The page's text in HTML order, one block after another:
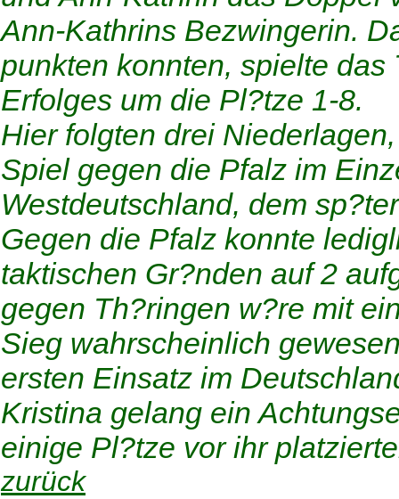
Ann-Kathrins Bezwingerin.
punkten konnten, spielte
Erfolges um die Pl?tze 1-8.
Hier folgten drei
Spiel gegen die Pfalz im
Westdeutschland, dem
Gegen die Pfalz konnte
taktischen Gr?nden auf 2
gegen Th?ringen w?re mit
Sieg wahrscheinlich
ersten Einsatz im
Kristina gelang ein
einige Pl?tze vor ihr
zurück